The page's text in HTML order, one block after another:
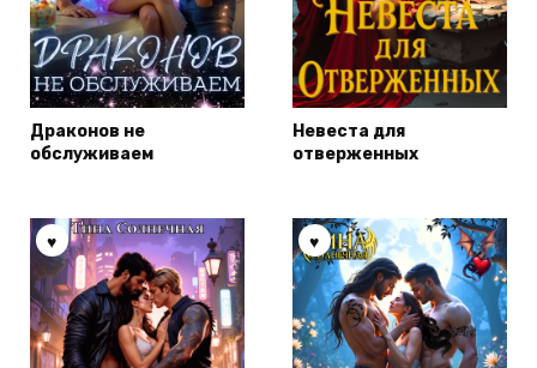
Драконов не
обслуживаем
Невеста для
отверженных